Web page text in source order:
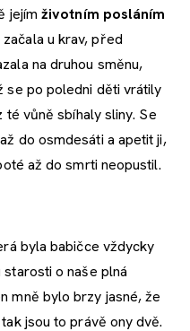
jejímživotním posláním
začala u krav, před
na druhou směnu,
se po poledni děti vrátily
té vůně sbíhaly sliny. Se
do osmdesáti a apetit ji,
až do smrti neopustil.
byla babičce vždycky
o naše plná
mně bylo brzy jasné, že
jsou to právě ony dvě.